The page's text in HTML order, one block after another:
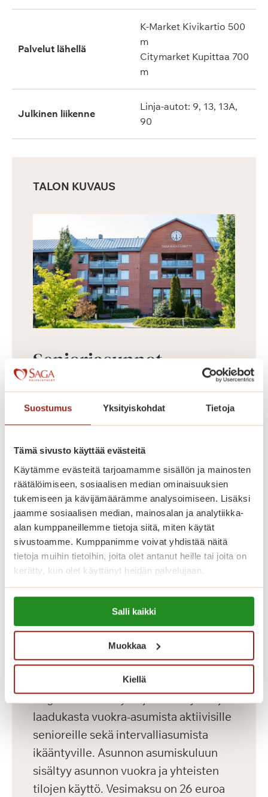
Suostumus Yksityiskohdat Tietoja
Tämä sivusto käyttää evästeitä
Käytämme evästeitä tarjoamamme sisällön ja mainosten
räätälöimiseen, sosiaalisen median ominaisuuksien
tukemiseen ja kävijämäärämme analysoimiseen. Lisäksi
jaamme sosiaalisen median, mainosalan ja analytiikka-
alan kumppaneillemme tietoja siitä, miten käytät
sivustoamme. Kumppanimme voivat yhdistää näitä
tietoja muihin tietoihin, joita olet antanut heille tai joita on
kerätty, kun olet käyttänyt heidän palvelujaan.
Lue lisää evästeistä:
https://sagacare.fi/evasteet/
Salli kaikki
Muokkaa
Kiellä
Palvelut lähellä
K-Market Kivikartio 500
m
Citymarket Kupittaa 700
m
Julkinen liikenne
Linja-autot: 9, 13, 13A,
90
TALON KUVAUS
Senioriasunnot
Puistoalueiden ympäröimä Saga
Kaskenniitty on rakennettu avarasti.
Kodinomaisessa ja aktiivisessa
palvelutalossa on 207 parvekkeellista
kaksiota. Saga Kaskenniityssä asut
omassa kodissasi, jonka voit sisustaa
mieleiseksesi. Kaikissa
senioriasunnoissa on ilmava
pohjaratkaisu, nykyaikainen keittiö,
esteetön kylpyhuone ja turvapuhelin.
Viihtyisissä yhteistiloissa ovat upeat
talvipuutarhat, ravintoloita, kirjasto,
saunaosasto sisä- ja ulkoaltaineen.
Saga-palvelutalon asunnoissa asut
turvallisesti ja saat apua aina, kun sitä
tarvitset.
Saga Kaskenniitty tarjoaa viihtyisää ja
laadukasta vuokra-asumista aktiivisille
senioreille sekä intervalliasumista
ikääntyville. Asunnon asumiskuluun
sisältyy asunnon vuokra ja yhteisten
tilojen käyttö. Vesimaksu on 26 euroa